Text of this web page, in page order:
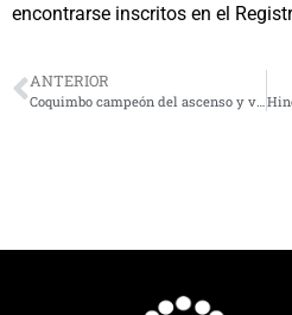
encontrarse inscritos en el
ANTERIOR